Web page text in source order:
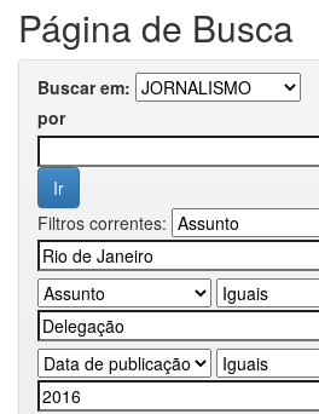
Página de Busca
Buscar em:
por
Filtros correntes: